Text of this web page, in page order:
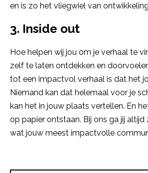
en is zo het vliegwiel van
3. Inside out
Hoe helpen wij jou om je verhaal te
zelf te laten ontdekken en
tot een impactvol verhaal is dat het
Niemand kan dat helemaal voor je
kan het in jouw plaats vertellen. En
op papier ontstaan. Bij ons ga jij
wat jouw meest impactvolle